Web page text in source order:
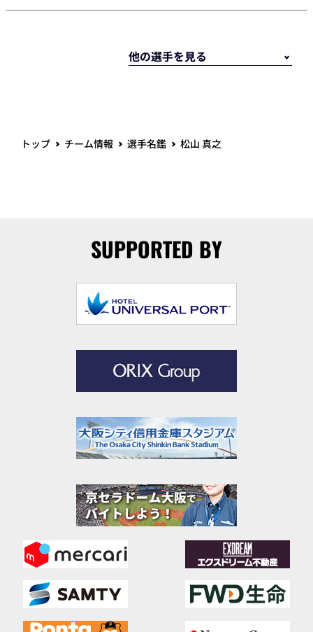
トップ チーム情報 選手名鑑 松山 真之
SUPPORTED BY